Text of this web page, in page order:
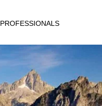
PROFESSIONALS